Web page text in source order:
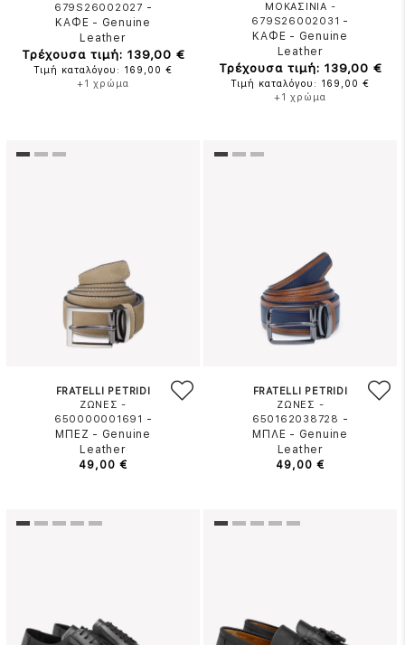
679S26002027 -
ΚΑΦΕ - Genuine
Leather
Τρέχουσα τιμή: 139,00 €
Τιμή καταλόγου: 169,00 €
+1 χρώμα
ΜΟΚΑΣΙΝΙΑ -
679S26002031 -
ΚΑΦΕ - Genuine
Leather
Τρέχουσα τιμή: 139,00 €
Τιμή καταλόγου: 169,00 €
+1 χρώμα
FRATELLI PETRIDI
ΖΩΝΕΣ -
650000001691 -
ΜΠΕΖ - Genuine
Leather
49,00 €
FRATELLI PETRIDI
ΖΩΝΕΣ -
650162038728 -
ΜΠΛΕ - Genuine
Leather
49,00 €